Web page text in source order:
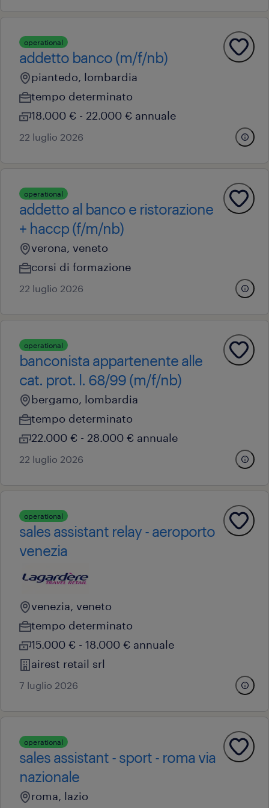
operational
addetto banco (m/f/nb)
piantedo, lombardia
tempo determinato
18.000 € - 22.000 € annuale
22 luglio 2026
operational
addetto al banco e ristorazione
+ haccp (f/m/nb)
verona, veneto
corsi di formazione
22 luglio 2026
operational
banconista appartenente alle
cat. prot. l. 68/99 (m/f/nb)
bergamo, lombardia
tempo determinato
22.000 € - 28.000 € annuale
22 luglio 2026
operational
sales assistant relay - aeroporto
venezia
venezia, veneto
tempo determinato
15.000 € - 18.000 € annuale
airest retail srl
7 luglio 2026
operational
sales assistant - sport - roma via
nazionale
roma, lazio